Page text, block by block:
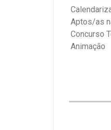
Aptos/as
Concurso
Animação